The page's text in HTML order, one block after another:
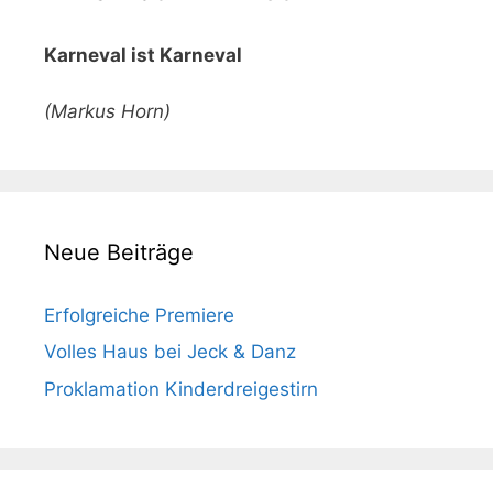
Karneval ist Karneval
(Markus Horn)
Neue Beiträge
Erfolgreiche Premiere
Volles Haus bei Jeck & Danz
Proklamation Kinderdreigestirn